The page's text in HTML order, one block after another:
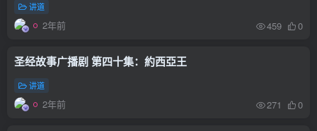
讲道
2年前 459 0
圣经故事广播剧 第四十集：約西亞王
讲道
2年前 271 0